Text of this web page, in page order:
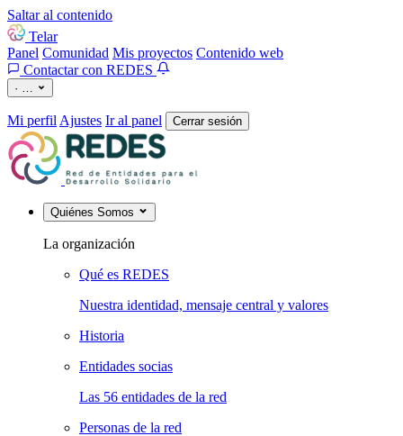
Saltar al contenido
Telar
Panel Comunidad Mis proyectos Contenido web
Contactar con REDES
· …
Mi perfil Ajustes Ir al panel Cerrar sesión
Quiénes Somos
La organización
Qué es REDES
Nuestra identidad, mensaje central y valores
Historia
Entidades socias
Las 56 entidades de la red
Personas de la red